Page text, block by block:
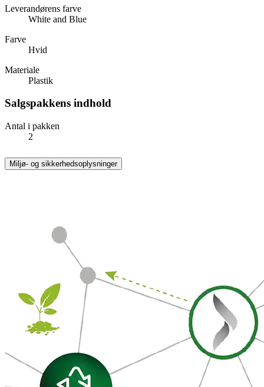
Leverandørens farve
White and Blue
Farve
Hvid
Materiale
Plastik
Salgspakkens indhold
Antal i pakken
2
Miljø- og sikkerhedsoplysninger